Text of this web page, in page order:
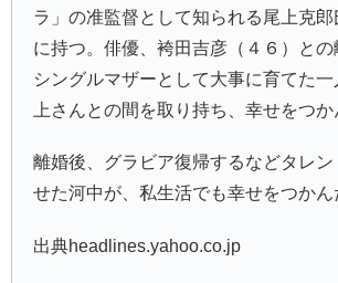
ラ」の准監督として知られる尾上克
に持つ。俳優、袴田吉彦（４６）との
シングルマザーとして大事に育てた
上さんとの間を取り持ち、幸せをつか
離婚後、グラビア復帰するなどタレン
せた河中が、私生活でも幸せをつかん
出典headlines.yahoo.co.jp